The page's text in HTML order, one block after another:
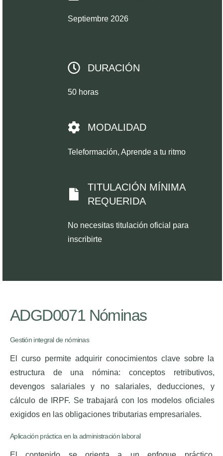
Septiembre 2026
DURACIÓN
50 horas
MODALIDAD
Teleformación, Aprende a tu ritmo
TITULACIÓN MÍNIMA
REQUERIDA
No necesitas titulación oficial para
inscribirte
ADGD0071 Nóminas
Gestión integral de nóminas
El curso permite adquirir conocimientos clave sobre la
estructura de una nómina: conceptos retributivos,
devengos salariales y no salariales, deducciones, y
cálculo de IRPF. Se trabajará con los modelos oficiales
exigidos en las obligaciones tributarias empresariales.
Aplicación práctica en la administración laboral